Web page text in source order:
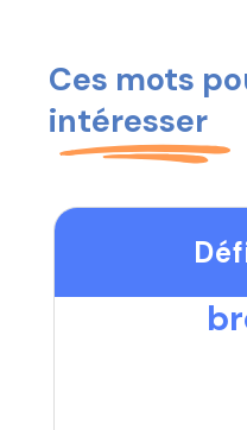
Ces mots
intéresser